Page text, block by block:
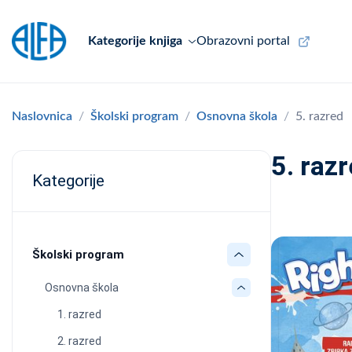
Kategorije knjiga Obrazovni portal
Naslovnica Školski program Osnovna škola 5. razred
Kategorije
Školski program
Osnovna škola
1. razred
2. razred
5.